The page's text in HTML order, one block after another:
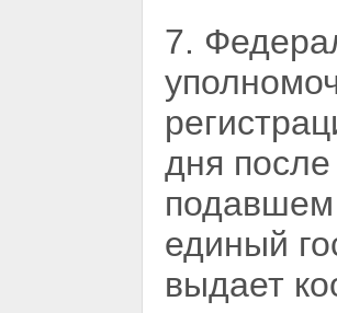
7.
дня
подавшем
единый
выдает